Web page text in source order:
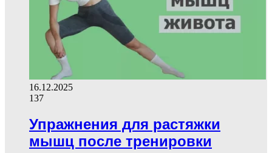
16.12.2025
137
Упражнения для растяжки
мышц после тренировки